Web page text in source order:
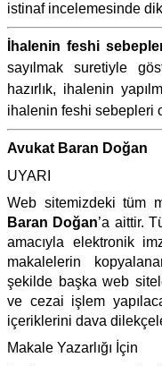
istinaf incelemesinde
İhalenin feshi
sayılmak suretiyle
hazırlık, ihalenin
ihalenin feshi sebepleri
Avukat Baran Doğan
UYARI
Web sitemizdeki tüm
Baran Doğan’a aittir.
amacıyla elektronik
makalelerin
şekilde başka web
ve cezai işlem
içeriklerini dava
Makale Yazarlığı İçin